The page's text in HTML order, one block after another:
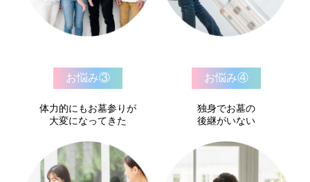
お悩み③
体力的にもお墓参りが
大変になってきた
お悩み④
独身でお墓の
後継がいない